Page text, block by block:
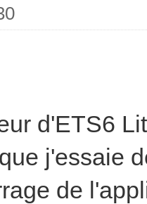
d'ETS6
j'essaie
de